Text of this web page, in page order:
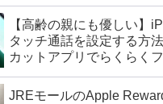
【高齢の親にも優しい】
タッチ通話を設定する方
カットアプリでらくらく
JREモールのApple